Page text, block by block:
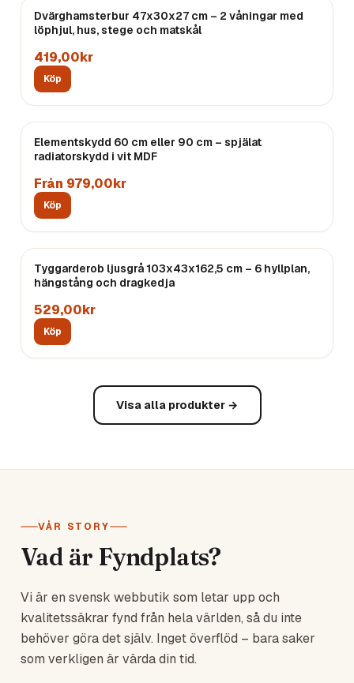
Dvärghamsterbur 47x30x27 cm – 2 våningar med
löphjul, hus, stege och matskål
419,00kr
Köp
Elementskydd 60 cm eller 90 cm – spjälat
radiatorskydd i vit MDF
Från 979,00kr
Köp
Tyggarderob ljusgrå 103x43x162,5 cm – 6 hyllplan,
hängstång och dragkedja
529,00kr
Köp
Visa alla produkter →
VÅR STORY
Vad är Fyndplats?
Vi är en svensk webbutik som letar upp och
kvalitetssäkrar fynd från hela världen, så du inte
behöver göra det själv. Inget överflöd – bara saker
som verkligen är värda din tid.